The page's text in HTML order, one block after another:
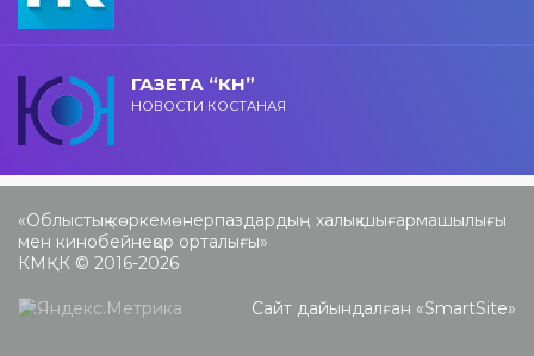
ГАЗЕТА “КН”
НОВОСТИ КОСТАНАЯ
«Облыстық көркемөнерпаздардың халық шығармашылығы
мен кинобейнеқор орталығы»
КМҚК © 2016-2026
Сайт дайындалған «SmartSite»